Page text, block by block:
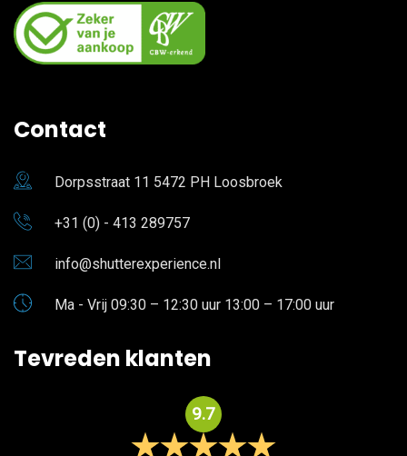
Contact
Dorpsstraat 11 5472 PH Loosbroek
+31 (0) - 413 289757
info@shutterexperience.nl
Ma - Vrij 09:30 – 12:30 uur 13:00 – 17:00 uur
Tevreden klanten
9.7